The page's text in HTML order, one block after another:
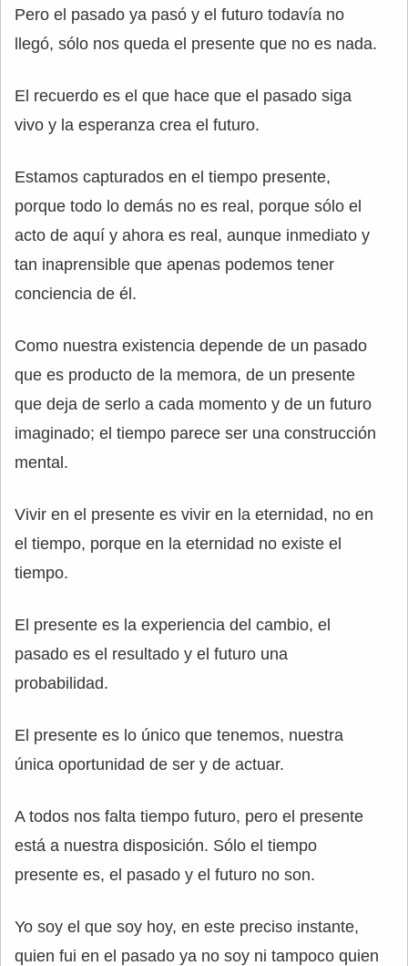
Pero el pasado ya pasó y el futuro todavía no
llegó, sólo nos queda el presente que no es nada.
El recuerdo es el que hace que el pasado siga
vivo y la esperanza crea el futuro.
Estamos capturados en el tiempo presente,
porque todo lo demás no es real, porque sólo el
acto de aquí y ahora es real, aunque inmediato y
tan inaprensible que apenas podemos tener
conciencia de él.
Como nuestra existencia depende de un pasado
que es producto de la memora, de un presente
que deja de serlo a cada momento y de un futuro
imaginado; el tiempo parece ser una construcción
mental.
Vivir en el presente es vivir en la eternidad, no en
el tiempo, porque en la eternidad no existe el
tiempo.
El presente es la experiencia del cambio, el
pasado es el resultado y el futuro una
probabilidad.
El presente es lo único que tenemos, nuestra
única oportunidad de ser y de actuar.
A todos nos falta tiempo futuro, pero el presente
está a nuestra disposición. Sólo el tiempo
presente es, el pasado y el futuro no son.
Yo soy el que soy hoy, en este preciso instante,
quien fui en el pasado ya no soy ni tampoco quien